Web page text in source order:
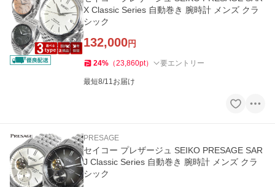
X Classic Series 自動巻き 腕時計 メンズ クラ
シック
132,000円
24% （23,860pt） 要エントリー
最短8/11お届け
PRESAGE
セイコー プレザージュ SEIKO PRESAGE SAR
J Classic Series 自動巻き 腕時計 メンズ クラ
シック